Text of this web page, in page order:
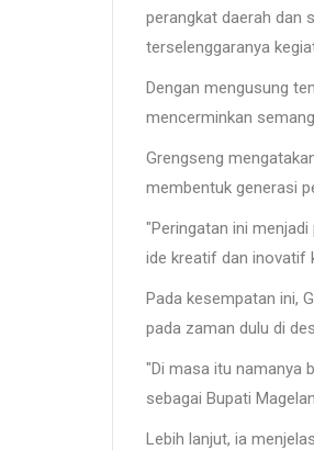
perangkat daerah dan
terselenggaranya
Dengan mengusung
mencerminkan
Grengseng
membentuk generasi
"Peringatan ini
ide kreatif dan inovatif
Pada kesempatan ini,
pada zaman dulu di
"Di masa itu namanya
sebagai Bupati
Lebih lanjut, ia